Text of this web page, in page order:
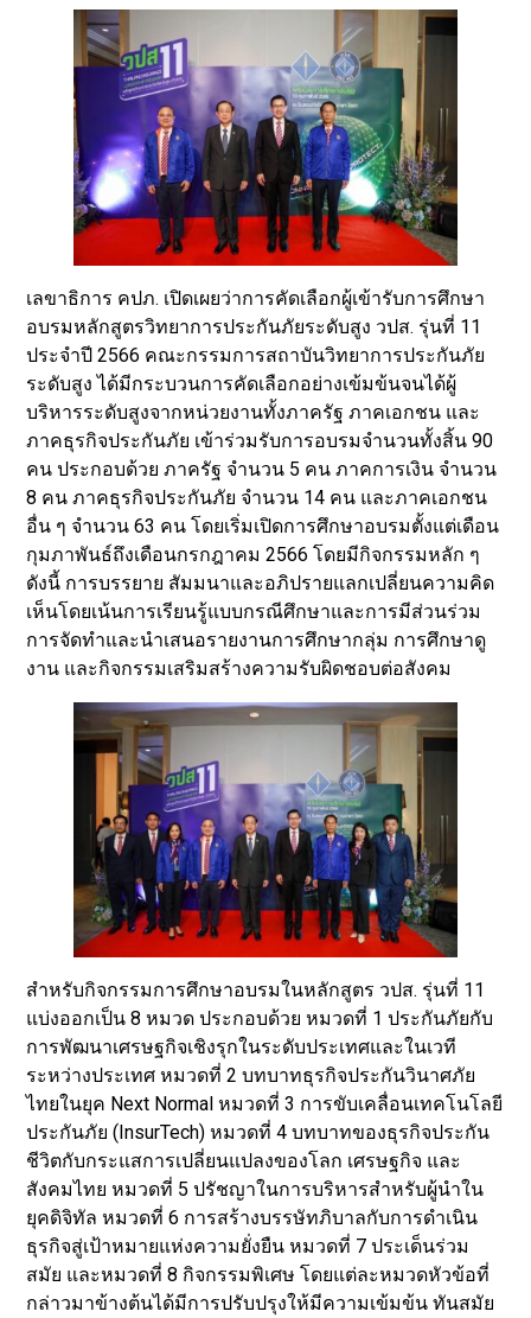
เลขาธิการ คปภ. เปิดเผยว่าการคัดเลือกผู้เข้ารับการศึกษา
อบรมหลักสูตรวิทยาการประกันภัยระดับสูง วปส. รุ่นที่ 11
ประจำปี 2566 คณะกรรมการสถาบันวิทยาการประกันภัย
ระดับสูง ได้มีกระบวนการคัดเลือกอย่างเข้มข้นจนได้ผู้
บริหารระดับสูงจากหน่วยงานทั้งภาครัฐ ภาคเอกชน และ
ภาคธุรกิจประกันภัย เข้าร่วมรับการอบรมจำนวนทั้งสิ้น 90
คน ประกอบด้วย ภาครัฐ จำนวน 5 คน ภาคการเงิน จำนวน
8 คน ภาคธุรกิจประกันภัย จำนวน 14 คน และภาคเอกชน
อื่น ๆ จำนวน 63 คน โดยเริ่มเปิดการศึกษาอบรมตั้งแต่เดือน
กุมภาพันธ์ถึงเดือนกรกฎาคม 2566 โดยมีกิจกรรมหลัก ๆ
ดังนี้ การบรรยาย สัมมนาและอภิปรายแลกเปลี่ยนความคิด
เห็นโดยเน้นการเรียนรู้แบบกรณีศึกษาและการมีส่วนร่วม
การจัดทำและนำเสนอรายงานการศึกษากลุ่ม การศึกษาดู
งาน และกิจกรรมเสริมสร้างความรับผิดชอบต่อสังคม
สำหรับกิจกรรมการศึกษาอบรมในหลักสูตร วปส. รุ่นที่ 11
แบ่งออกเป็น 8 หมวด ประกอบด้วย หมวดที่ 1 ประกันภัยกับ
การพัฒนาเศรษฐกิจเชิงรุกในระดับประเทศและในเวที
ระหว่างประเทศ หมวดที่ 2 บทบาทธุรกิจประกันวินาศภัย
ไทยในยุค Next Normal หมวดที่ 3 การขับเคลื่อนเทคโนโลยี
ประกันภัย (InsurTech) หมวดที่ 4 บทบาทของธุรกิจประกัน
ชีวิตกับกระแสการเปลี่ยนแปลงของโลก เศรษฐกิจ และ
สังคมไทย หมวดที่ 5 ปรัชญาในการบริหารสำหรับผู้นำใน
ยุคดิจิทัล หมวดที่ 6 การสร้างบรรษัทภิบาลกับการดำเนิน
ธุรกิจสู่เป้าหมายแห่งความยั่งยืน หมวดที่ 7 ประเด็นร่วม
สมัย และหมวดที่ 8 กิจกรรมพิเศษ โดยแต่ละหมวดหัวข้อที่
กล่าวมาข้างต้นได้มีการปรับปรุงให้มีความเข้มข้น ทันสมัย